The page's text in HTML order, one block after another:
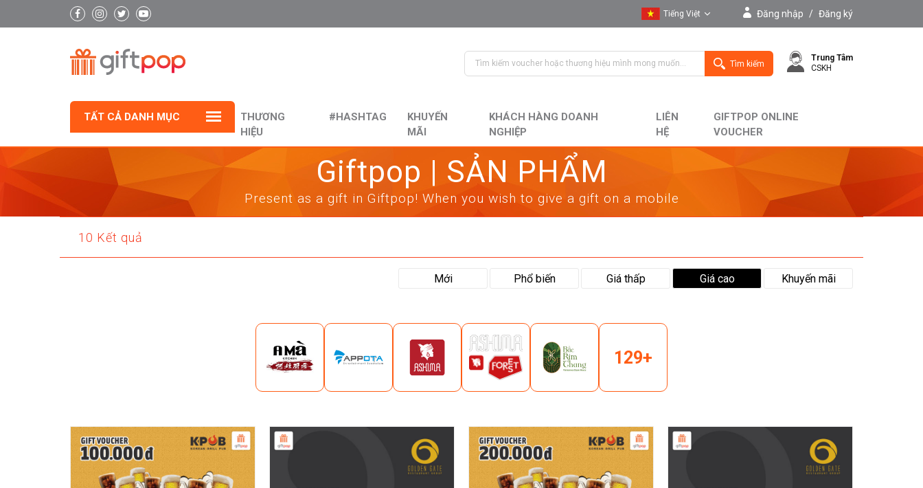
Tiếng Việt
English
Đăng nhập / Đăng ký
Tìm kiếm
Trung Tâm
CSKH
TẤT CẢ DANH MỤC
THƯƠNG
HIỆU
#HASHTAG
KHUYẾN
MÃI
KHÁCH HÀNG DOANH
NGHIỆP
LIÊN
HỆ
GIFTPOP ONLINE
VOUCHER
Giftpop | SẢN PHẨM
Present as a gift in Giftpop! When you wish to give a gift on a mobile
10 Kết quả
Mới Phổ biến Giá thấp Giá cao Khuyến mãi
129+